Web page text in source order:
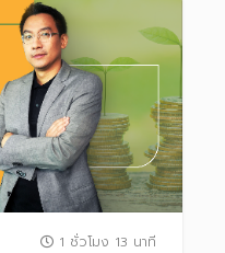
1 ชั่วโมง 13 นาที